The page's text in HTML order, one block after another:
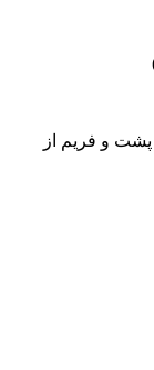
و فریم از